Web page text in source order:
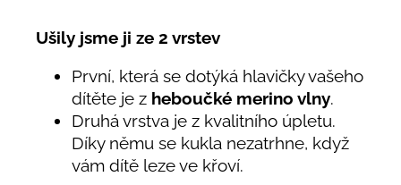
Ušily jsme ji ze 2 vrstev
První, která se dotýká hlavičky vašeho
dítěte je z heboučké merino vlny.
Druhá vrstva je z kvalitního úpletu.
Díky němu se kukla nezatrhne, když
vám dítě leze ve křoví.